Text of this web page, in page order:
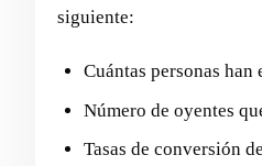
siguiente:
Cuántas personas
Número de oyentes
Tasas de conversión